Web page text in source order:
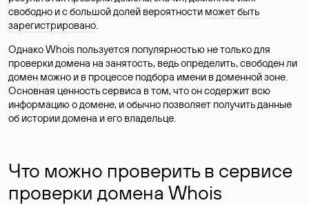
свободно и с большой долей вероятности может быть
зарегистрировано.
Однако Whois пользуется популярностью не только для
проверки домена на занятость, ведь определить, свободен ли
домен можно и в процессе подбора имени в доменной зоне.
Основная ценность сервиса в том, что он содержит всю
информацию о домене, и обычно позволяет получить данные
об истории домена и его владельце.
Что можно проверить в сервисе
проверки домена Whois